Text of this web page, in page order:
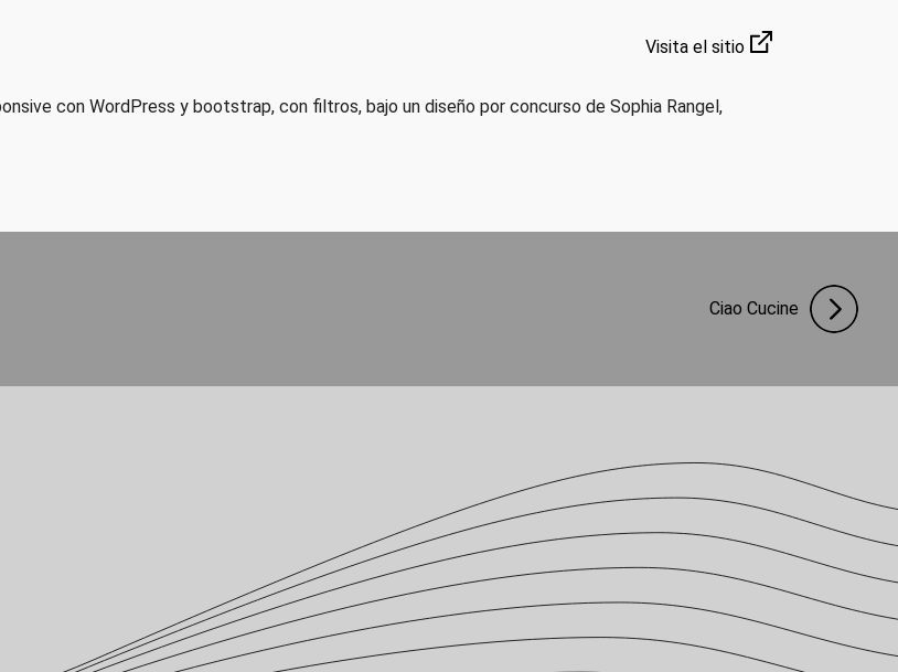
Visita el sitio
con WordPress y bootstrap, con filtros, bajo un diseño por concurso de Sophia Rangel,
Ciao Cucine